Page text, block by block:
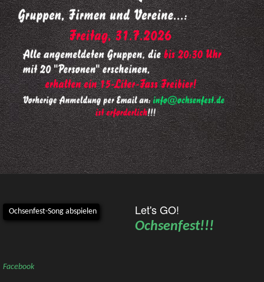
Ochsenfest-Song abspielen Let's GO!
Ochsenfest!!!
Facebook